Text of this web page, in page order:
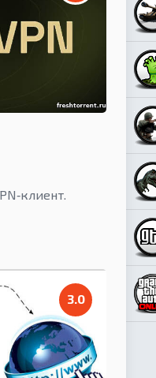
3.0